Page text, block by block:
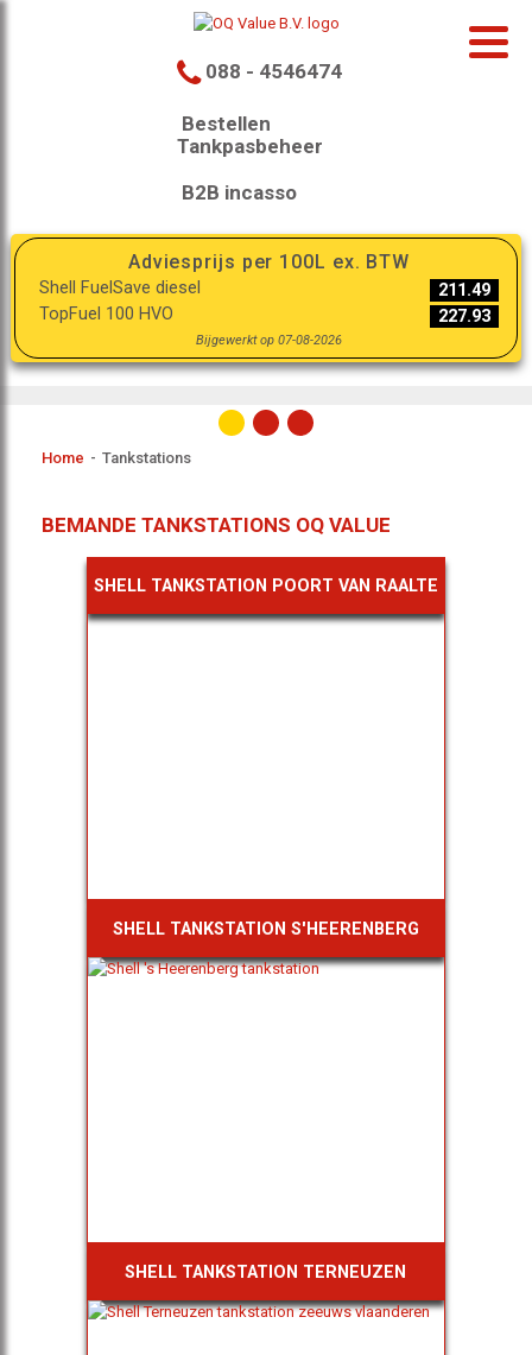
088 - 4546474
Bestellen
Tankpasbeheer
B2B incasso
Adviesprijs per 100L ex. BTW
Shell FuelSave diesel
211.49
TopFuel 100 HVO
227.93
Bijgewerkt op 07-08-2026
Home - Tankstations
BEMANDE TANKSTATIONS OQ VALUE
SHELL TANKSTATION POORT VAN RAALTE
SHELL TANKSTATION S'HEERENBERG
SHELL TANKSTATION TERNEUZEN